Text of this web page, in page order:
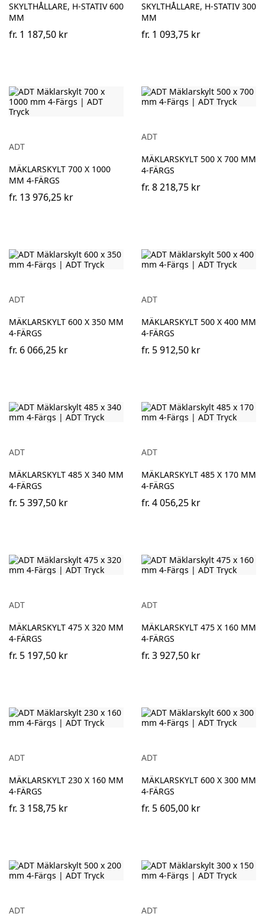
SKYLTHÅLLARE, H-STATIV 600
MM
fr. 1 187,50 kr
SKYLTHÅLLARE, H-STATIV 300
MM
fr. 1 093,75 kr
ADT
MÄKLARSKYLT 700 X 1000
MM 4-FÄRGS
fr. 13 976,25 kr
ADT
MÄKLARSKYLT 500 X 700 MM
4-FÄRGS
fr. 8 218,75 kr
ADT
MÄKLARSKYLT 600 X 350 MM
4-FÄRGS
fr. 6 066,25 kr
ADT
MÄKLARSKYLT 500 X 400 MM
4-FÄRGS
fr. 5 912,50 kr
ADT
MÄKLARSKYLT 485 X 340 MM
4-FÄRGS
fr. 5 397,50 kr
ADT
MÄKLARSKYLT 485 X 170 MM
4-FÄRGS
fr. 4 056,25 kr
ADT
MÄKLARSKYLT 475 X 320 MM
4-FÄRGS
fr. 5 197,50 kr
ADT
MÄKLARSKYLT 475 X 160 MM
4-FÄRGS
fr. 3 927,50 kr
ADT
MÄKLARSKYLT 230 X 160 MM
4-FÄRGS
fr. 3 158,75 kr
ADT
MÄKLARSKYLT 600 X 300 MM
4-FÄRGS
fr. 5 605,00 kr
ADT ADT